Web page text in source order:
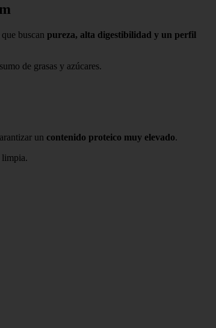
buscan pureza, alta digestibilidad y un perfil
de grasas y azúcares.
un contenido proteico muy elevado.
limpia.